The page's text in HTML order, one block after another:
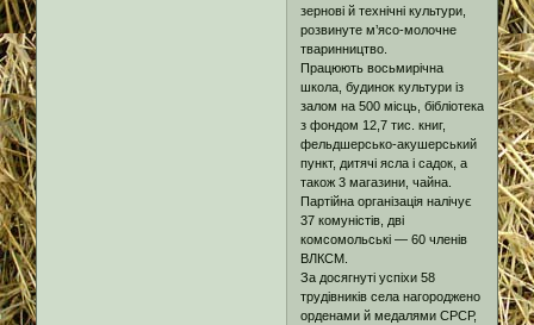
зернові й технічні культури,
розвинуте м’ясо-молочне
тваринництво.
Працюють восьмирічна
школа, будинок культури із
залом на 500 місць, бібліотека
з фондом 12,7 тис. книг,
фельдшерсько-акушерський
пункт, дитячі ясла і садок, а
також 3 магазини, чайна.
Партійна організація налічує
37 комуністів, дві
комсомольські — 60 членів
ВЛКСМ.
За досягнуті успіхи 58
трудівників села нагороджено
орденами й медалями СРСР,